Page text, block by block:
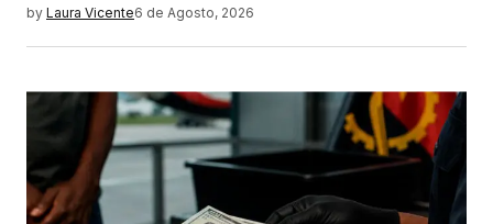
by Laura Vicente6 de Agosto, 2026